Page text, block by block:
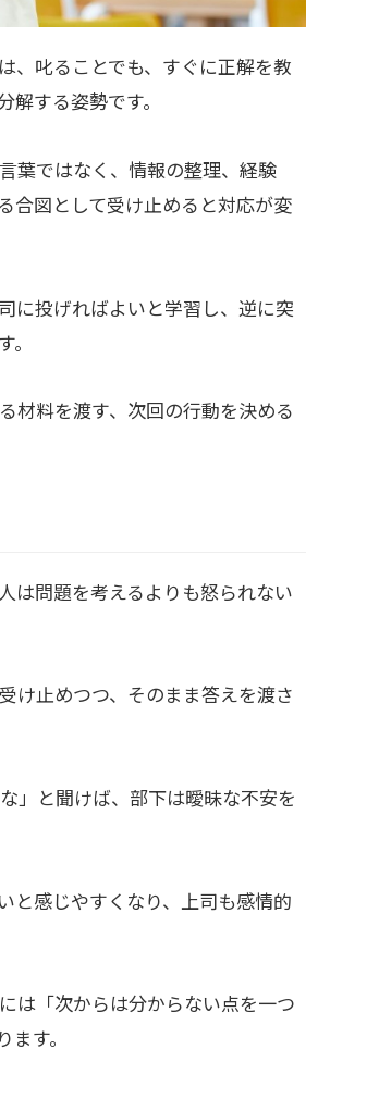
、叱ることでも、すぐに正解を教
する姿勢です。
葉ではなく、情報の整理、経験
合図として受け止めると対応が変
に投げればよいと学習し、逆に突
材料を渡す、次回の行動を決める
は問題を考えるよりも怒られない
け止めつつ、そのまま答えを渡さ
」と聞けば、部下は曖昧な不安を
と感じやすくなり、上司も感情的
は「次からは分からない点を一つ
す。